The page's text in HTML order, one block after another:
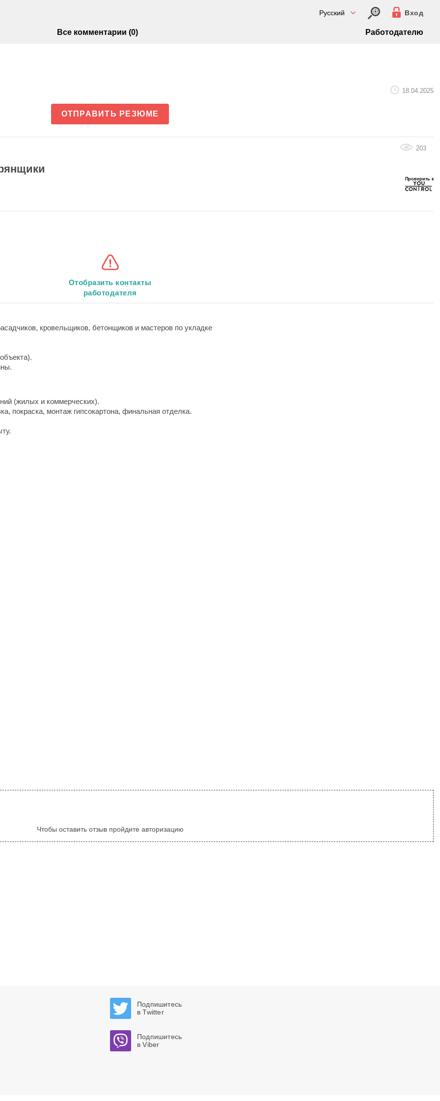
Русский Вход
Все комментарии (0) Работодателю
18.04.2025
ОТПРАВИТЬ РЕЗЮМЕ
203
Отобразить контакты
работодателя
кровельщиков, бетонщиков и мастеров по укладке
(жилых и коммерческих).
покраска, монтаж гипсокартона, финальная отделка.
Чтобы оставить отзыв пройдите авторизацию
Подпишитесь
в Twitter
Подпишитесь
в Viber